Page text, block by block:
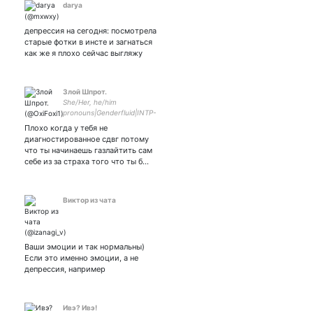
darya
депрессия на сегодня: посмотрела
старые фотки в инсте и загнаться
как же я плохо сейчас выгляжу
Злой Шпрот.
She/Her, he/him
pronouns|Genderfluid|INTP-
language russian| Хорни
хуйня.| #TES #Re8
#GenshinImpact #Arcane
Плохо когда у тебя не
диагностированное сдвг потому
что ты начинаешь газлайтить сам
себе из за страха того что ты б…
Виктор из чата
Ваши эмоции и так нормальны)
Если это именно эмоции, а не
депрессия, например
Ивэ? Ивэ!